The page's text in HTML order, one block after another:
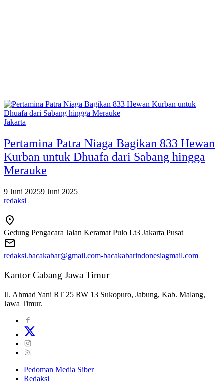
Jakarta
Pertamina Patra Niaga Bagikan 833 Hewan
Kurban untuk Dhuafa dari Sabang hingga
Merauke
9 Juni 20259 Juni 2025
redaksi
Gedung Pengacara Jalan Keramat Pulo Lt3 Jakarta Pusat
redaksi.bacakabar@gmail.com-bacakabarindonesiagmail.com
Kantor Cabang Jawa Timur
Jl. Ahmad Yani RT 25 RW 13 Sukopuro, Jabung, Kab. Malang,
Jawa Timur.
Pedoman Media Siber
Redaksi